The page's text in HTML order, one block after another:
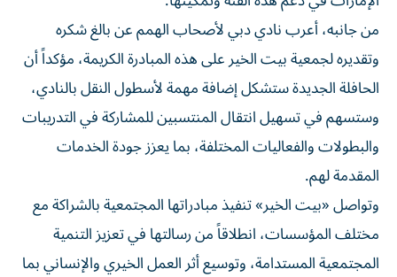
من جانبه، أعرب نادي دبي لأصحاب الهمم عن بالغ شكره
وتقديره لجمعية بيت الخير على هذه المبادرة الكريمة، مؤكداً أن
الحافلة الجديدة ستشكل إضافة مهمة لأسطول النقل بالنادي،
وستسهم في تسهيل انتقال المنتسبين للمشاركة في التدريبات
والبطولات والفعاليات المختلفة، بما يعزز جودة الخدمات
المقدمة لهم.
وتواصل «بيت الخير» تنفيذ مبادراتها المجتمعية بالشراكة مع
مختلف المؤسسات، انطلاقاً من رسالتها في تعزيز التنمية
المجتمعية المستدامة، وتوسيع أثر العمل الخيري والإنساني بما